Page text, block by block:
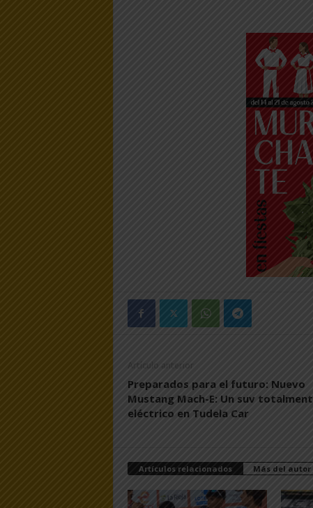
Artículo anterior
Preparados para el futuro: Nuevo
Mustang Mach-E: Un suv
eléctrico en Tudela Car
Artículos relacionados Más del autor